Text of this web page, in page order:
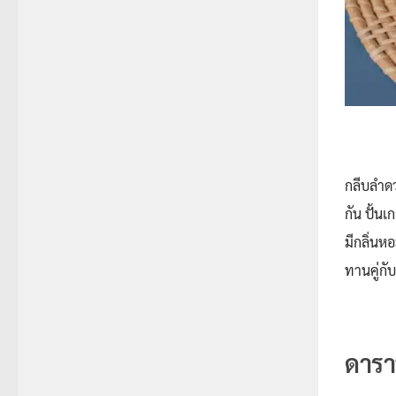
กลีบลำ
กัน ปั้นเ
มีกลิ่นหอ
ทานคู่กับ
ดาร